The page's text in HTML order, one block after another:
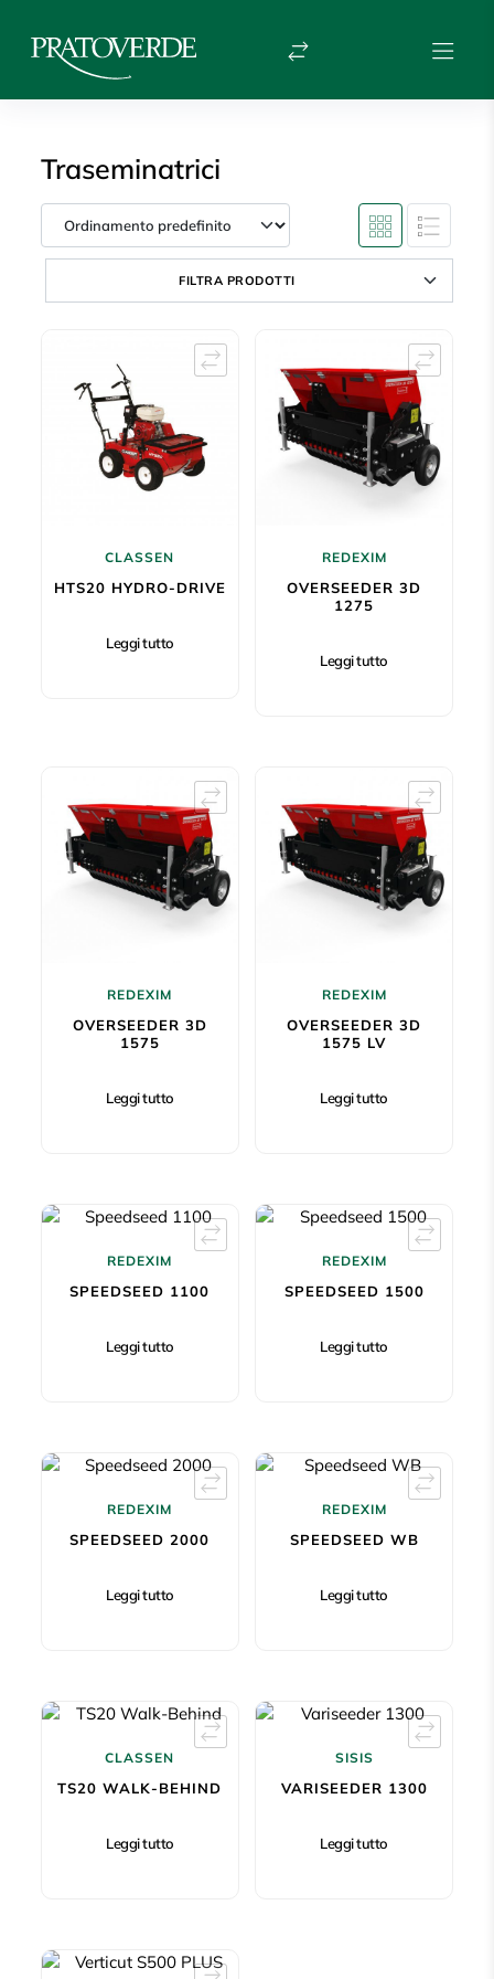
Traseminatrici
FILTRA PRODOTTI
CLASSEN
HTS20 HYDRO-DRIVE
Leggi tutto
REDEXIM
OVERSEEDER 3D
1275
Leggi tutto
REDEXIM
OVERSEEDER 3D
1575
Leggi tutto
REDEXIM
OVERSEEDER 3D
1575 LV
Leggi tutto
REDEXIM
SPEEDSEED 1100
Leggi tutto
REDEXIM
SPEEDSEED 1500
Leggi tutto
REDEXIM
SPEEDSEED 2000
Leggi tutto
REDEXIM
SPEEDSEED WB
Leggi tutto
CLASSEN
TS20 WALK-BEHIND
Leggi tutto
SISIS
VARISEEDER 1300
Leggi tutto